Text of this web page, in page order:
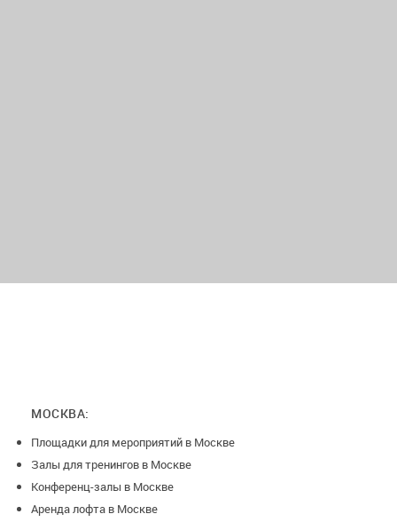
МОСКВА:
Площадки для мероприятий в Москве
Залы для тренингов в Москве
Конференц-залы в Москве
Аренда лофта в Москве